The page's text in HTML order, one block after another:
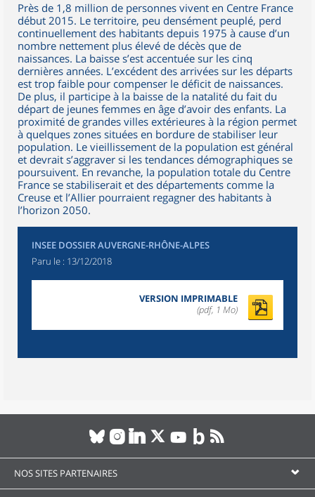
Près de 1,8 million de personnes vivent en Centre France
début 2015. Le territoire, peu densément peuplé, perd
continuellement des habitants depuis 1975 à cause d’un
nombre nettement plus élevé de décès que de
naissances. La baisse s’est accentuée sur les cinq
dernières années. L’excédent des arrivées sur les départs
est trop faible pour compenser le déficit de naissances.
De plus, il participe à la baisse de la natalité du fait du
départ de jeunes femmes en âge d’avoir des enfants. La
proximité de grandes villes extérieures à la région permet
à quelques zones situées en bordure de stabiliser leur
population. Le vieillissement de la population est général
et devrait s’aggraver si les tendances démographiques se
poursuivent. En revanche, la population totale du Centre
France se stabiliserait et des départements comme la
Creuse et l’Allier pourraient regagner des habitants à
l’horizon 2050.
INSEE DOSSIER AUVERGNE-RHÔNE-ALPES
Paru le : 13/12/2018
VERSION IMPRIMABLE
(pdf, 1 Mo)
NOS SITES PARTENAIRES